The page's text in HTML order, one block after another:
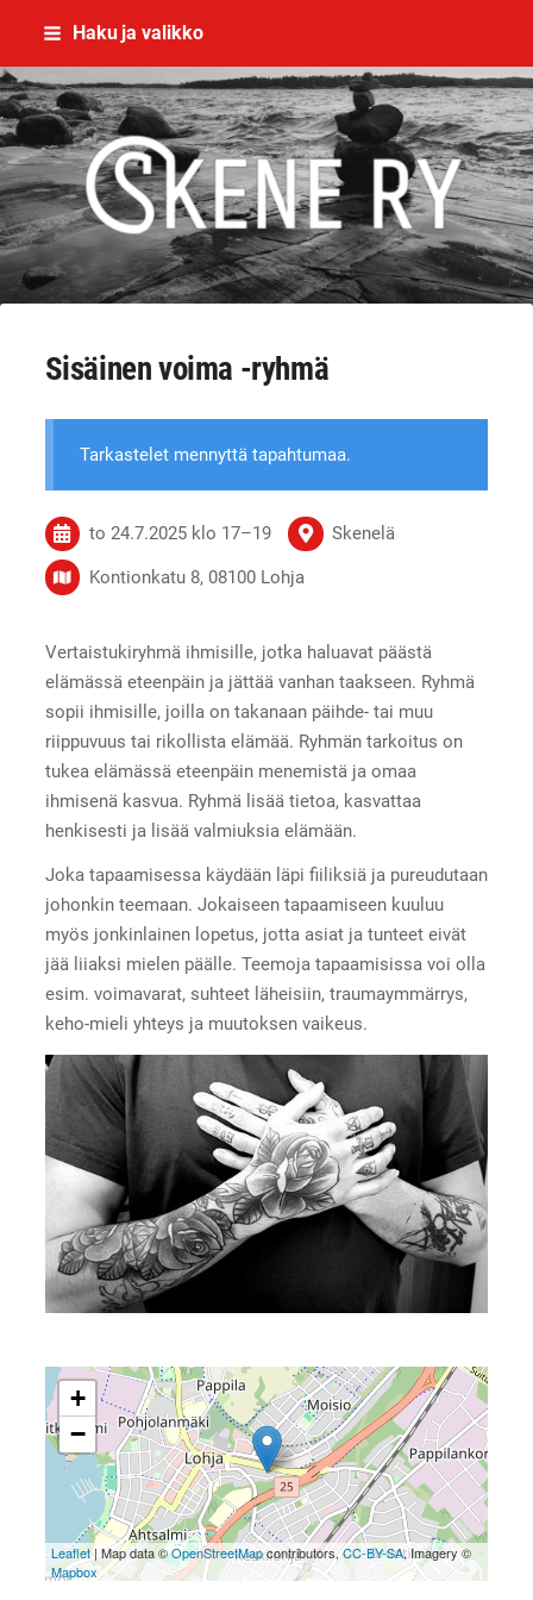
Siirry
sisältöön
Haku ja valikko
Skene - yhdessä rikoksettomaan
Sisäinen voima -ryhmä
Tarkastelet mennyttä tapahtumaa.
to 24.7.2025 klo 17–19 Skenelä
Kontionkatu 8, 08100 Lohja
Vertaistukiryhmä ihmisille, jotka haluavat päästä
elämässä eteenpäin ja jättää vanhan taakseen. Ryhmä
sopii ihmisille, joilla on takanaan päihde- tai muu
riippuvuus tai rikollista elämää. Ryhmän tarkoitus on
tukea elämässä eteenpäin menemistä ja omaa
ihmisenä kasvua. Ryhmä lisää tietoa, kasvattaa
henkisesti ja lisää valmiuksia elämään.
Joka tapaamisessa käydään läpi fiiliksiä ja pureudutaan
johonkin teemaan. Jokaiseen tapaamiseen kuuluu
myös jonkinlainen lopetus, jotta asiat ja tunteet eivät
jää liiaksi mielen päälle. Teemoja tapaamisissa voi olla
esim. voimavarat, suhteet läheisiin, traumaymmärrys,
keho-mieli yhteys ja muutoksen vaikeus.
+
−
Leaflet| Map data ©OpenStreetMapcontributors,CC-BY-SA, Imagery ©
Mapbox